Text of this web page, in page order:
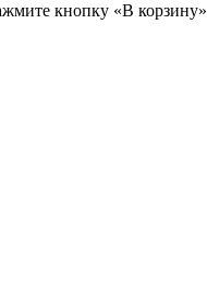
кнопку «В корзину»